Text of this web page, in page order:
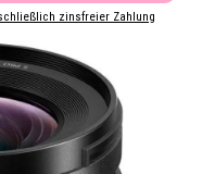
zinsfreier Zahlung